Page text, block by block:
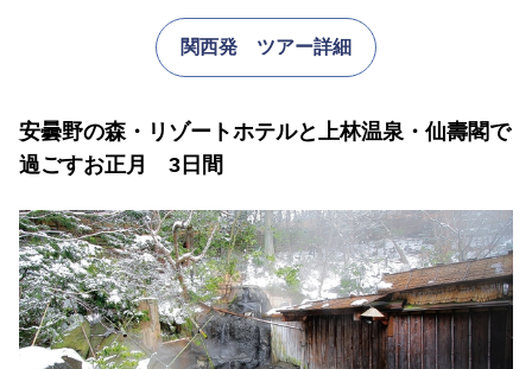
関西発 ツアー詳細
安曇野の森・リゾートホテルと上林温泉・仙壽閣で
過ごすお正月 3日間